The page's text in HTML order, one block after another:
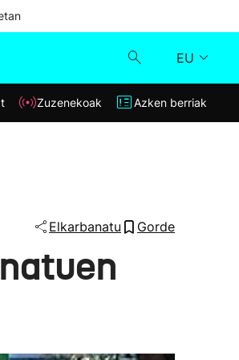
EU
Klisk
Zuzenekoak Azken berriak
Elkarbanatu Gorde